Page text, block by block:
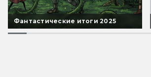
Фантастические итоги 2025